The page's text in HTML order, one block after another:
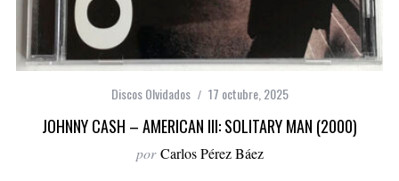
Discos Olvidados 17 octubre, 2025
JOHNNY CASH – AMERICAN III: SOLITARY MAN (2000)
por Carlos Pérez Báez